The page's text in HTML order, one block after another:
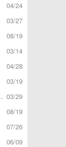
04/24
03/27
08/19
03/14
04/28
03/19
03/29
08/19
07/26
06/09